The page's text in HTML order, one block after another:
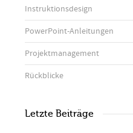
Instruktionsdesign
PowerPoint-Anleitungen
Projektmanagement
Rückblicke
Letzte Beiträge